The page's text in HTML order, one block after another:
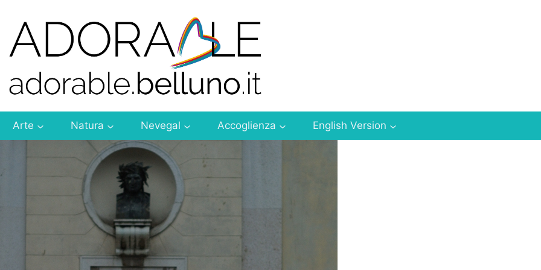
Arte Natura Nevegal Accoglienza English Version